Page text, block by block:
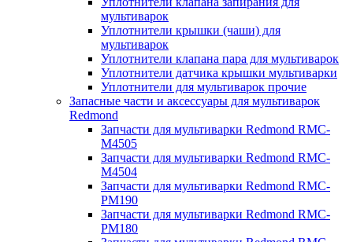
мультиварок
Уплотнители крышки (чаши) для
мультиварок
Уплотнители клапана пара для мультиварок
Уплотнители датчика крышки мультиварки
Уплотнители для мультиварок прочие
Запасные части и аксессуары для мультиварок
Redmond
Запчасти для мультиварки Redmond RMC-
M4505
Запчасти для мультиварки Redmond RMC-
M4504
Запчасти для мультиварки Redmond RMC-
PM190
Запчасти для мультиварки Redmond RMC-
PM180